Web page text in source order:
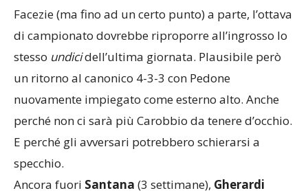
Facezie (ma fino ad un certo punto) a parte, l’ottava
di campionato dovrebbe riproporre all’ingrosso lo
stesso undicidell’ultima giornata. Plausibile però
un ritorno al canonico 4-3-3 con Pedone
nuovamente impiegato come esterno alto. Anche
perché non ci sarà più Carobbio da tenere d’occhio.
E perché gli avversari potrebbero schierarsi a
specchio.
Ancora fuori Santana (3 settimane), Gherardi